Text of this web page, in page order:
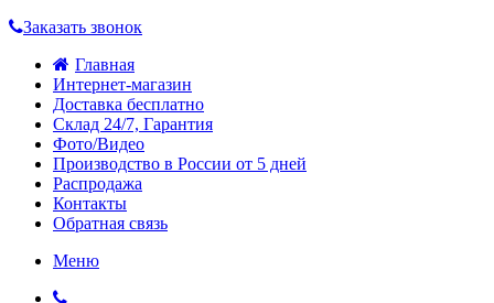
Заказать звонок
Главная
Интернет-магазин
Доставка бесплатно
Склад 24/7, Гарантия
Фото/Видео
Производство в России от 5 дней
Распродажа
Контакты
Обратная связь
Меню